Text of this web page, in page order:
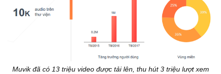
Muvik đã có 13 triệu video được tải lên, thu hút 3 triệu lượt xem